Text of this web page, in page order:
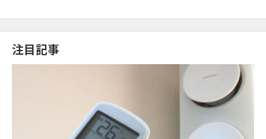
注目記事